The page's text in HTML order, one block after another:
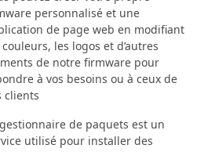
personnalisé et une
de page web en modifiant
couleurs, les logos et d’autres
de notre firmware pour
à vos besoins ou à ceux de
clients
de paquets est un
utilisé pour installer des